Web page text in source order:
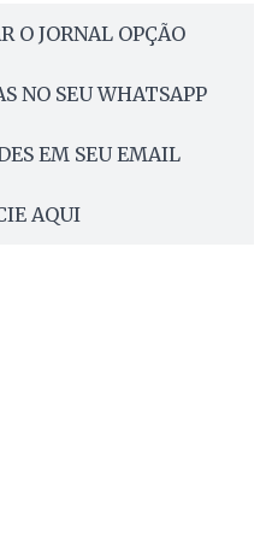
O JORNAL OPÇÃO
NO SEU WHATSAPP
EM SEU EMAIL
AQUI